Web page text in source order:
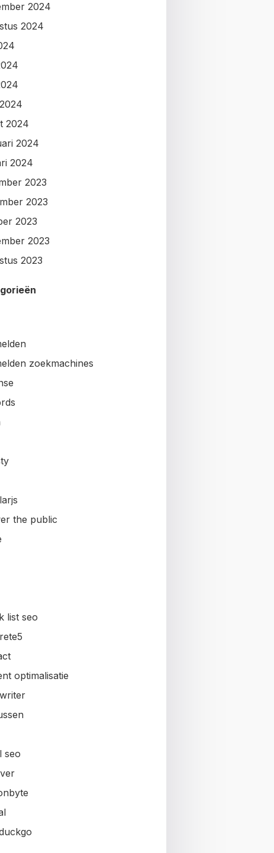
2024
2024
2024
2024
2024
2023
2023
2023
2023
2023
zoekmachines
the public
list seo
optimalisatie
seo